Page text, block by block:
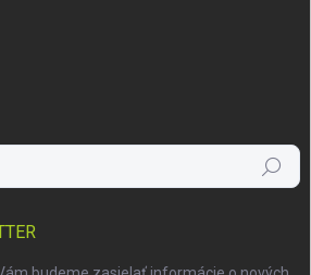
Hľadať